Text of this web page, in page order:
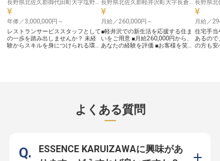
当もご用意。社会保険も完備してお
り、腰を据えてキャリアを築けま
す。 経験が浅い方も、ベテランの
方も、成長したいという意欲を大切
にし、あなたの「やってみたい」を
応援する環境です。
年俸／3,000,000円～
レストランサービススタッフとして
の一歩を踏み出しませんか？ 未経
験からスキルを身につけられる環境
どを完備しています。※この求人は
2023年7月24日時点の情報です
月給／260,000円～
■軽井沢での新生活を応援する住ま
いをご用意 ■月給260,000円から、
あなたの経験を評価 ■お客様を笑顔
理するお喜びは格別です。お客様の
笑顔を直接感じられるこの場所で、
あなたの和食の腕とおもてなしの心
ークを大切にする方を心よりお待ち
しております。 ーー【安心して長
く働ける環境と成長へのサポート】
月給／
住宅手当
あるので
の方も安
よくある質問
ESSENCE KARUIZAWAに興味があ